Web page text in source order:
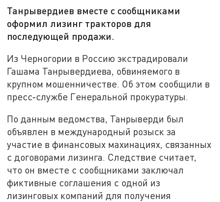
Танрывердиев вместе с сообщниками
оформил лизинг тракторов для
последующей продажи.
Из Черногории в Россию экстрадировали
Гашама Танрывердиева, обвиняемого в
крупном мошенничестве. Об этом сообщили в
пресс‑службе Генеральной прокуратуры.
По данным ведомства, Танрыверди был
объявлен в международный розыск за
участие в финансовых махинациях, связанных
с договорами лизинга. Следствие считает,
что он вместе с сообщниками заключал
фиктивные соглашения с одной из
лизинговых компаний для получения